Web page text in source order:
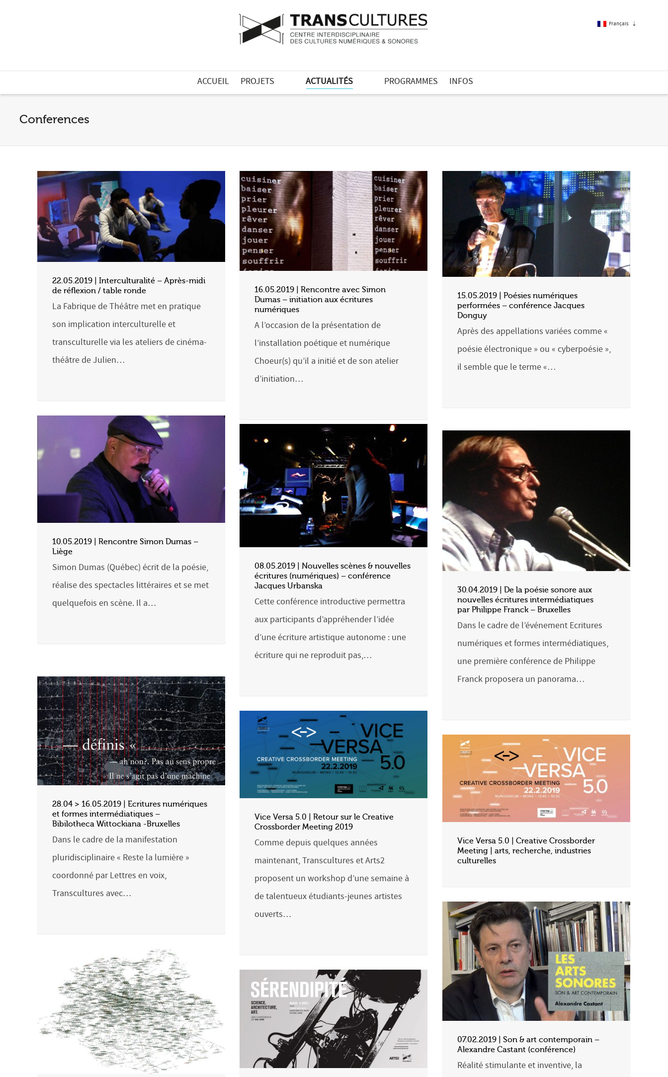
Français
ACCUEIL PROJETS ACTUALITÉS PROGRAMMES INFOS
Conferences
22.05.2019 | Interculturalité – Après-midi
de réflexion / table ronde
La Fabrique de Théâtre met en pratique
son implication interculturelle et
transculturelle via les ateliers de cinéma-
théâtre de Julien…
16.05.2019 | Rencontre avec Simon
Dumas – initiation aux écritures
numériques
A l’occasion de la présentation de
l’installation poétique et numérique
Choeur(s) qu’il a initié et de son atelier
d’initiation…
15.05.2019 | Poésies numériques
performées – conférence Jacques
Donguy
Après des appellations variées comme «
poésie électronique » ou « cyberpoésie »,
il semble que le terme «…
10.05.2019 | Rencontre Simon Dumas –
Liège
Simon Dumas (Québec) écrit de la poésie,
réalise des spectacles littéraires et se met
quelquefois en scène. Il a…
08.05.2019 | Nouvelles scènes & nouvelles
écritures (numériques) – conférence
Jacques Urbanska
Cette conférence introductive permettra
aux participants d’appréhender l’idée
d’une écriture artistique autonome : une
écriture qui ne reproduit pas,…
30.04.2019 | De la poésie sonore aux
nouvelles écritures intermédiatiques
par Philippe Franck – Bruxelles
Dans le cadre de l’événement Ecritures
numériques et formes intermédiatiques,
une première conférence de Philippe
Franck proposera un panorama…
28.04 > 16.05.2019 | Ecritures numériques
et formes intermédiatiques –
Bibilotheca Wittockiana -Bruxelles
Dans le cadre de la manifestation
pluridisciplinaire « Reste la lumière »
coordonné par Lettres en voix,
Transcultures avec…
Vice Versa 5.0 | Retour sur le Creative
Crossborder Meeting 2019
Comme depuis quelques années
maintenant, Transcultures et Arts2
proposent un workshop d’une semaine à
de talentueux étudiants-jeunes artistes
ouverts…
Vice Versa 5.0 | Creative Crossborder
Meeting | arts, recherche, industries
culturelles
07.02.2019 | Son & art contemporain –
Alexandre Castant (conférence)
Réalité stimulante et inventive, la